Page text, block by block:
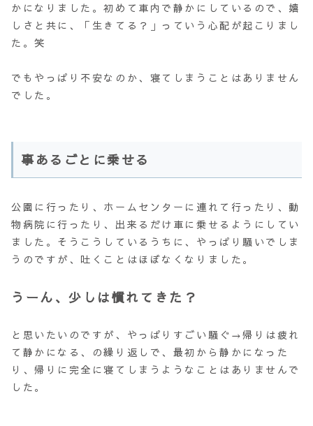
かになりました。初めて車内で静かにしているので、嬉
しさと共に、「生きてる？」っていう心配が起こりまし
た。笑
でもやっぱり不安なのか、寝てしまうことはありません
でした。
事あるごとに乗せる
公園に行ったり、ホームセンターに連れて行ったり、動
物病院に行ったり、出来るだけ車に乗せるようにしてい
ました。そうこうしているうちに、やっぱり騒いでしま
うのですが、吐くことはほぼなくなりました。
うーん、少しは慣れてきた？
と思いたいのですが、やっぱりすごい騒ぐ→帰りは疲れ
て静かになる、の繰り返しで、最初から静かになった
り、帰りに完全に寝てしまうようなことはありませんで
した。